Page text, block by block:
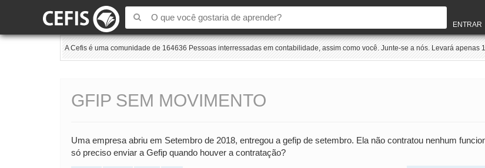
ENTRAR
A Cefis é uma comunidade de 164636 Pessoas interressadas em contabilidade, assim como você. Junte-se a nós. Levará apenas
GFIP SEM MOVIMENTO
Uma empresa abriu em Setembro de 2018, entregou a gefip de setembro. Ela não contratou nenhum
só preciso enviar a Gefip quando houver a contratação?